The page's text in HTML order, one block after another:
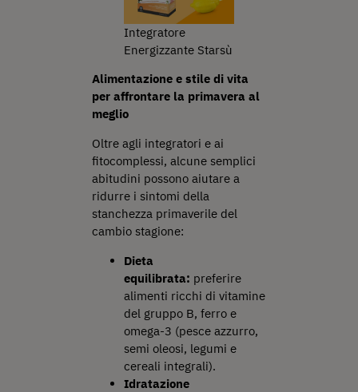
Integratore
Energizzante Starsù
Alimentazione e stile di vita
per affrontare la primavera al
meglio
Oltre agli integratori e ai
fitocomplessi, alcune semplici
abitudini possono aiutare a
ridurre i sintomi della
stanchezza primaverile del
cambio stagione:
Dieta
equilibrata: preferire
alimenti ricchi di vitamine
del gruppo B, ferro e
omega-3 (pesce azzurro,
semi oleosi, legumi e
cereali integrali).
Idratazione